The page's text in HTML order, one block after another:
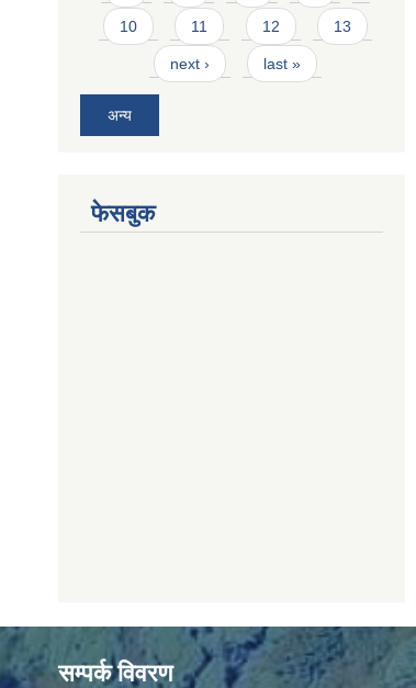
10 11 12 13
next › last »
अन्य
फेसबुक
सम्पर्क विवरण